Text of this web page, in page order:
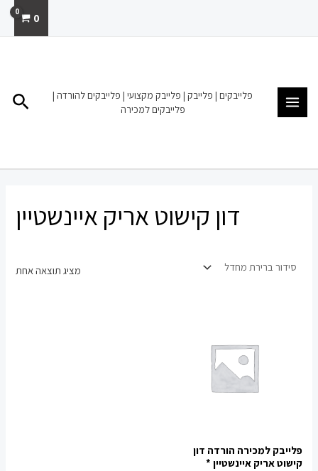
0
פלייבקים | פלייבק | פלייבק מקצועי | פלייבקים להורדה |
פלייבקים למכירה
דון קישוט אריק איינשטיין
מציג תוצאה אחת
פלייבק למכירה הורדה דון
קישוט אריק איינשטיין *